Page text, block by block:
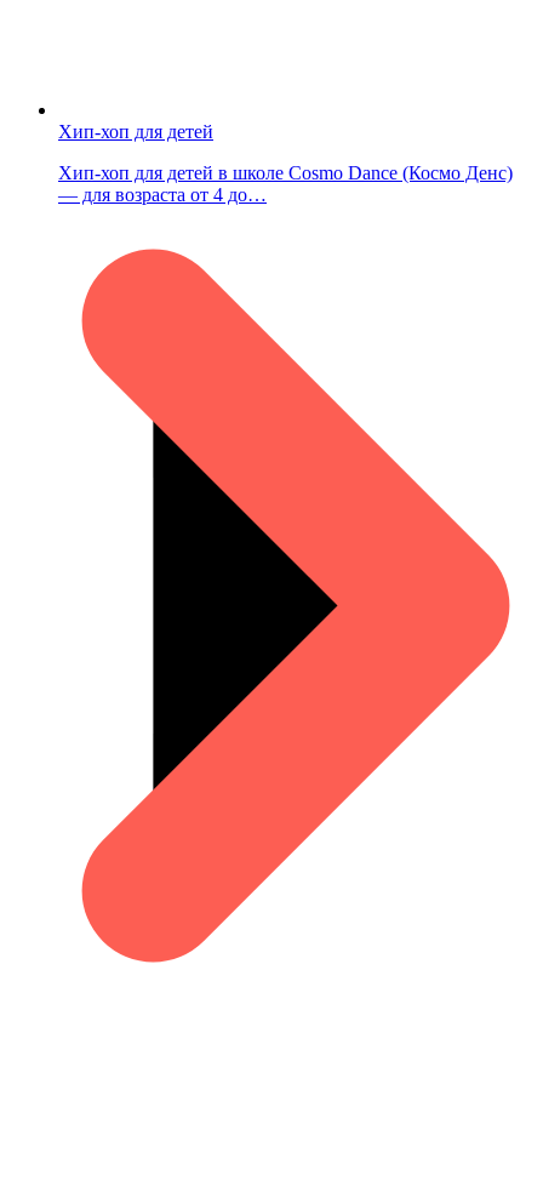
Хип-хоп для детей
Хип-хоп для детей в школе Cosmo Dance (Космо Денс)
— для возраста от 4 до…